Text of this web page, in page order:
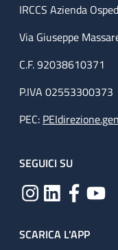
IRCCS Azienda
Via Giuseppe
C.F. 92038610371
P.IVA 02553300373
PEC:
SEGUICI SU
SCARICA L'APP